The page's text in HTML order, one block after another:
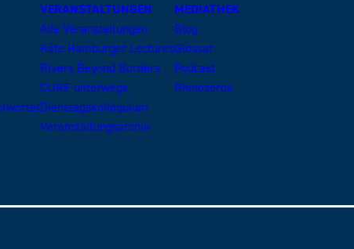
VERANSTALTUNGEN
Alle Veranstaltungen
Käte Hamburger Lectures
Rivers Beyond Borders
CURE unterwegs
Dienstagskolloquium
Veranstaltungsarchiv
MEDIATHEK
Blog
Glossar
Podcast
Rhinozeros